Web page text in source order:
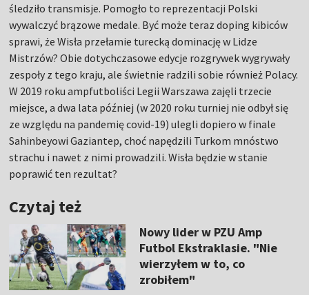
śledziło transmisje. Pomogło to reprezentacji Polski
wywalczyć brązowe medale. Być może teraz doping kibiców
sprawi, że Wisła przełamie turecką dominację w Lidze
Mistrzów? Obie dotychczasowe edycje rozgrywek wygrywały
zespoły z tego kraju, ale świetnie radzili sobie również Polacy.
W 2019 roku ampfutboliści Legii Warszawa zajęli trzecie
miejsce, a dwa lata później (w 2020 roku turniej nie odbył się
ze względu na pandemię covid-19) ulegli dopiero w finale
Sahinbeyowi Gaziantep, choć napędzili Turkom mnóstwo
strachu i nawet z nimi prowadzili. Wisła będzie w stanie
poprawić ten rezultat?
Czytaj też
Nowy lider w PZU Amp
Futbol Ekstraklasie. "Nie
wierzyłem w to, co
zrobiłem"